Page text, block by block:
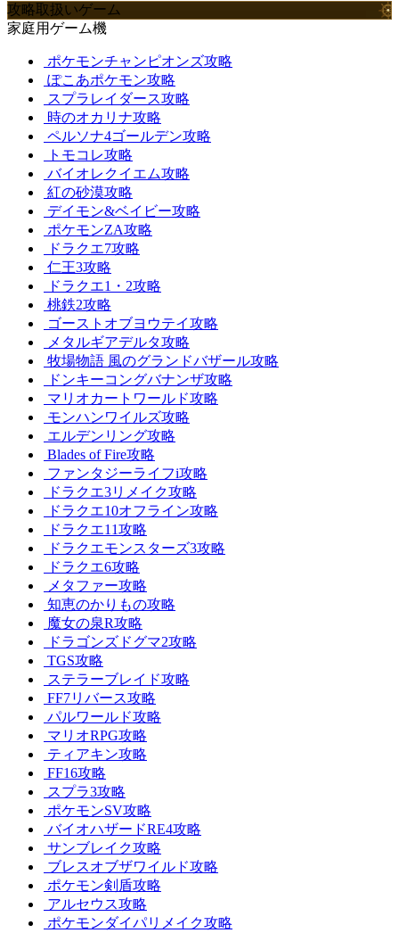
攻略取扱いゲーム
家庭用ゲーム機
ポケモンチャンピオンズ攻略
ぽこあポケモン攻略
スプラレイダース攻略
時のオカリナ攻略
ペルソナ4ゴールデン攻略
トモコレ攻略
バイオレクイエム攻略
紅の砂漠攻略
デイモン&ベイビー攻略
ポケモンZA攻略
ドラクエ7攻略
仁王3攻略
ドラクエ1・2攻略
桃鉄2攻略
ゴーストオブヨウテイ攻略
メタルギアデルタ攻略
牧場物語 風のグランドバザール攻略
ドンキーコングバナンザ攻略
マリオカートワールド攻略
モンハンワイルズ攻略
エルデンリング攻略
Blades of Fire攻略
ファンタジーライフi攻略
ドラクエ3リメイク攻略
ドラクエ10オフライン攻略
ドラクエ11攻略
ドラクエモンスターズ3攻略
ドラクエ6攻略
メタファー攻略
知恵のかりもの攻略
魔女の泉R攻略
ドラゴンズドグマ2攻略
TGS攻略
ステラーブレイド攻略
FF7リバース攻略
パルワールド攻略
マリオRPG攻略
ティアキン攻略
FF16攻略
スプラ3攻略
ポケモンSV攻略
バイオハザードRE4攻略
サンブレイク攻略
ブレスオブザワイルド攻略
ポケモン剣盾攻略
アルセウス攻略
ポケモンダイパリメイク攻略